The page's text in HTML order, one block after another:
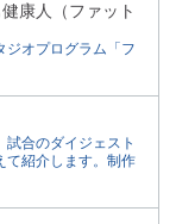
康人（ファット
ジオプログラム「フ
合のダイジェスト
て紹介します。制作